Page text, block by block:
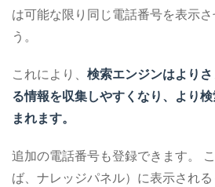
は可能な限り同じ電話番号を表示
う。
これにより、 検索エンジンはより
る情報を収集しやすくなり、より
まれます。
追加の電話番号も登録できます。
ば、ナレッジパネル）に表示され